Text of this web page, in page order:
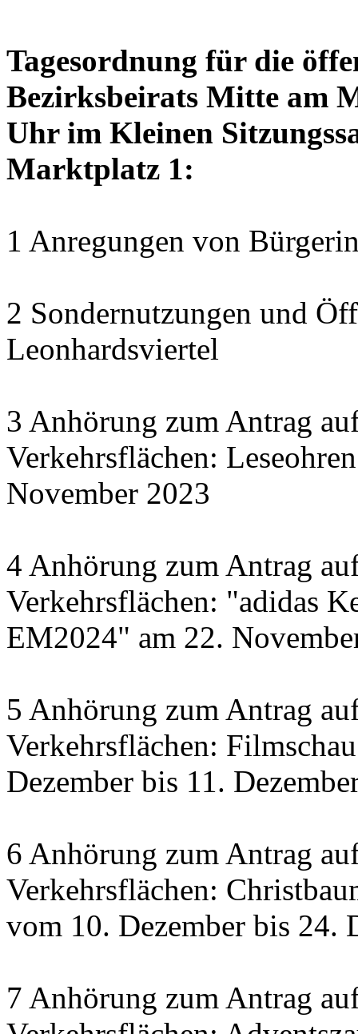
Tagesordnung für die
Bezirksbeirats Mitte am
Uhr im Kleinen
Marktplatz 1:
1 Anregungen von
2 Sondernutzungen und
Leonhardsviertel
3 Anhörung zum Antrag
Verkehrsflächen:
November 2023
4 Anhörung zum Antrag
Verkehrsflächen: "adidas
EM2024" am 22.
5 Anhörung zum Antrag
Verkehrsflächen:
Dezember bis 11.
6 Anhörung zum Antrag
Verkehrsflächen:
vom 10. Dezember bis 24.
7 Anhörung zum Antrag